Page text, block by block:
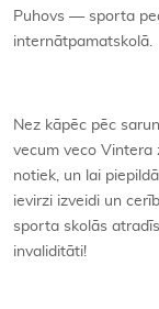
Puhovs — sporta
internātpamatskolā.
Nez kāpēc pēc
vecum veco Vintera
notiek, un lai
ievirzi izveidi un
sporta skolās
invaliditāti!